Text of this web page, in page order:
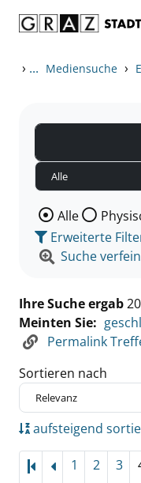
› ... Mediensuche ›
Wählen Sie die
Alle
Erweiterte
Suche
Ihre Suche ergab
Meinten Sie:
Permalink
Sortieren nach
aufsteigend
1 2 3